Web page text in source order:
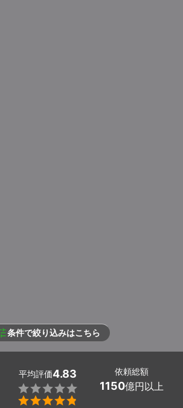
条件で絞り込みはこちら
平均評価4.83


依頼総額
1150億円以上